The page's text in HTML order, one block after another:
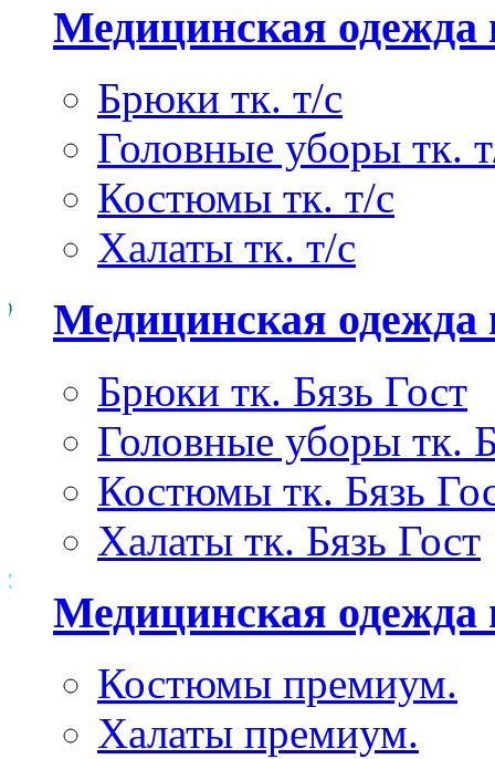
Медицинская одежда
Брюки тк. т/с
Головные уборы тк.
Костюмы тк. т/с
Халаты тк. т/с
Медицинская одежда
Брюки тк. Бязь Гост
Головные уборы тк.
Костюмы тк. Бязь
Халаты тк. Бязь Гост
Медицинская одежда
Костюмы премиум.
Халаты премиум.